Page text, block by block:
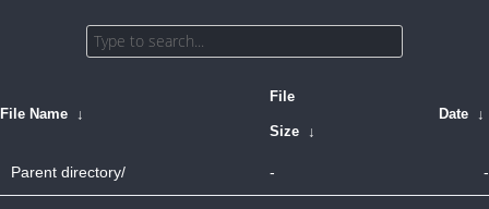
File Name ↓
File
Size ↓
Date ↓
Parent directory/ - -